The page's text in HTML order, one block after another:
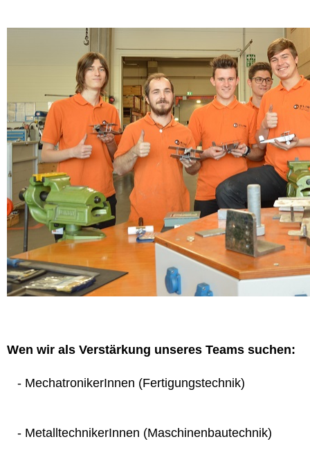
Wen wir als Verstärkung unseres Teams suchen:
- MechatronikerInnen (Fertigungstechnik)
- MetalltechnikerInnen (Maschinenbautechnik)